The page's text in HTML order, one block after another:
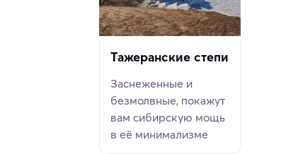
Тажеранские степи
Заснеженные и
безмолвные, покажут
вам сибирскую мощь
в её минимализме